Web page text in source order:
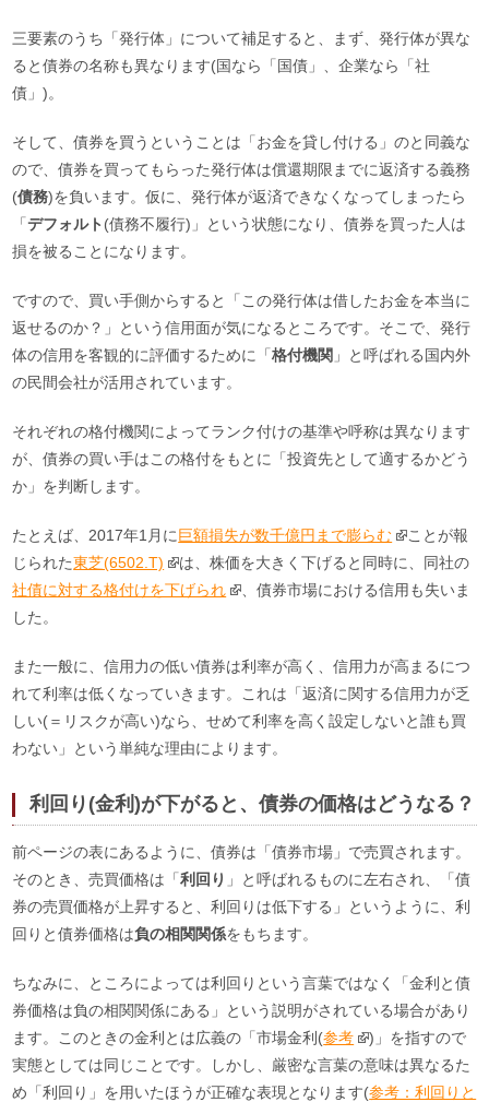
三要素のうち「発行体」について補足すると、まず、発行体が異な
ると債券の名称も異なります(国なら「国債」、企業なら「社
債」)。
そして、債券を買うということは「お金を貸し付ける」のと同義な
ので、債券を買ってもらった発行体は償還期限までに返済する義務
(債務)を負います。仮に、発行体が返済できなくなってしまったら
「デフォルト (債務不履行)」という状態になり、債券を買った人は
損を被ることになります。
ですので、買い手側からすると「この発行体は借したお金を本当に
返せるのか？」という信用面が気になるところです。そこで、発行
体の信用を客観的に評価するために「格付機関 」と呼ばれる国内外
の民間会社が活用されています。
それぞれの格付機関によってランク付けの基準や呼称は異なります
が、債券の買い手はこの格付をもとに「投資先として適するかどう
か」を判断します。
たとえば、2017年1月に巨額損失が数千億円まで膨らむ
ことが報
じられた東芝(6502.T)
は、株価を大きく下げると同時に、同社の
社債に対する格付けを下げられ
、債券市場における信用も失いま
した。
また一般に、信用力の低い債券は利率が高く、信用力が高まるにつ
れて利率は低くなっていきます。これは「返済に関する信用力が乏
しい(＝リスクが高い)なら、せめて利率を高く設定しないと誰も買
わない」という単純な理由によります。
利回り(金利)が下がると、債券の価格はどうなる？
前ページの表にあるように、債券は「債券市場」で売買されます。
そのとき、売買価格は「利回り 」と呼ばれるものに左右され、「債
券の売買価格が上昇すると、利回りは低下する」というように、利
回りと債券価格は負の相関関係をもちます。
ちなみに、ところによっては利回りという言葉ではなく「金利と債
券価格は負の相関関係にある」という説明がされている場合があり
ます。このときの金利とは広義の「市場金利(参考
)」を指すので
実態としては同じことです。しかし、厳密な言葉の意味は異なるた
め「利回り」を用いたほうが正確な表現となります(参考：利回りと